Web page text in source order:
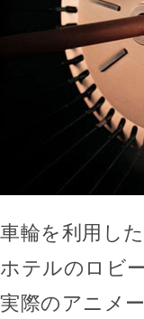
車輪を利用し
ホテルのロビ
実際のアニメ